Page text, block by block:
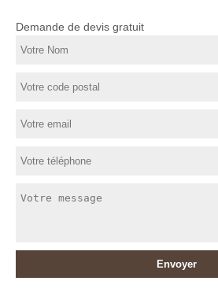
Demande de devis gratuit